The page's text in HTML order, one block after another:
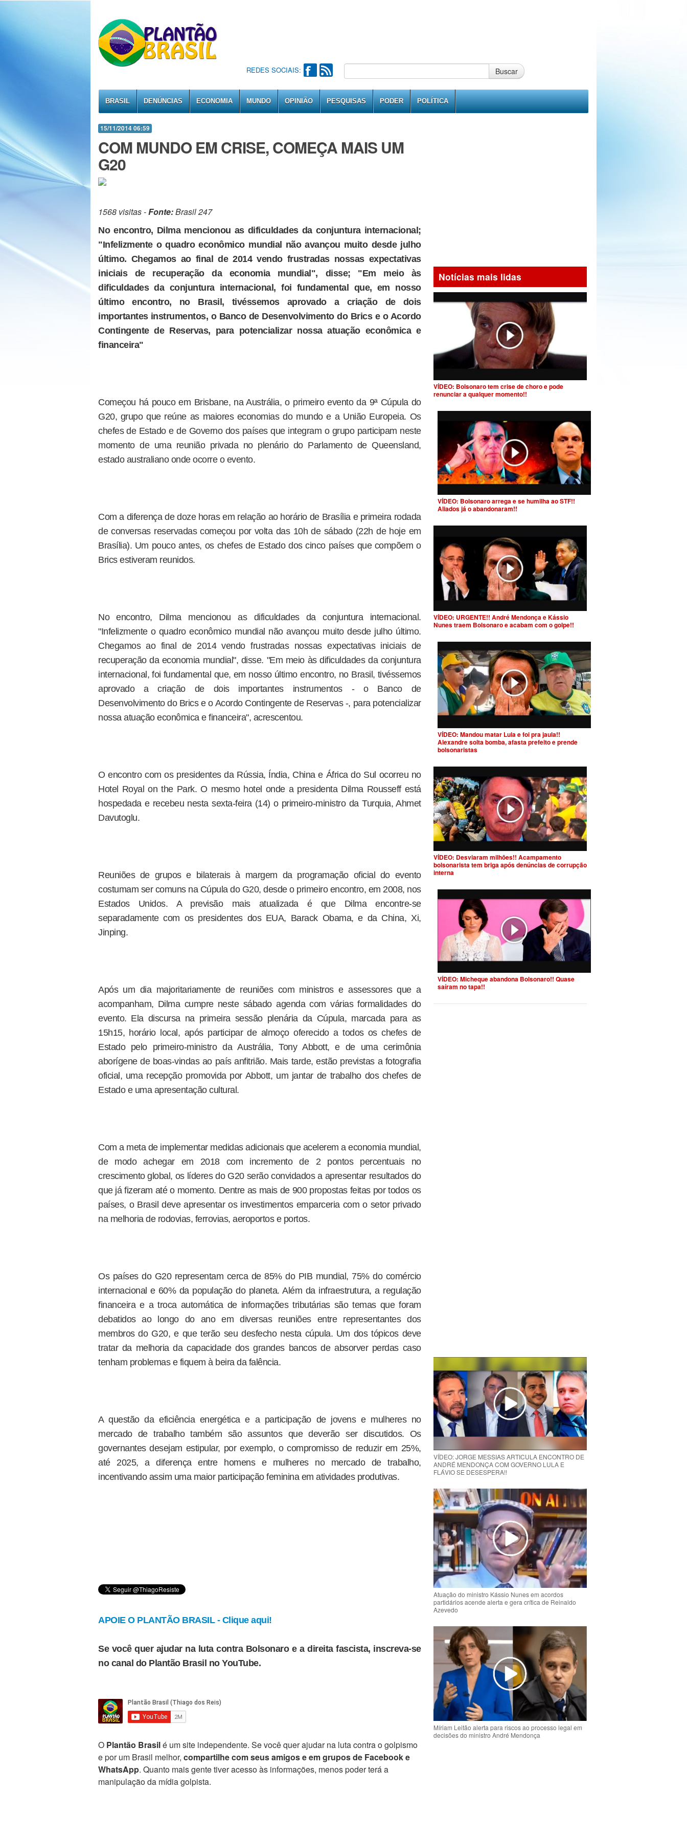
REDES SOCIAIS: Buscar
BRASIL DENÚNCIAS ECONOMIA MUNDO OPINIÃO PESQUISAS PODER POLÍTICA
15/11/2014 06:59
COM MUNDO EM CRISE, COMEÇA MAIS UM
G20
1568 visitas -Fonte:Brasil 247
No encontro, Dilma mencionou as dificuldades da conjuntura internacional;
"Infelizmente o quadro econômico mundial não avançou muito desde julho
último. Chegamos ao final de 2014 vendo frustradas nossas expectativas
iniciais de recuperação da economia mundial", disse; "Em meio às
dificuldades da conjuntura internacional, foi fundamental que, em nosso
último encontro, no Brasil, tivéssemos aprovado a criação de dois
importantes instrumentos, o Banco de Desenvolvimento do Brics e o Acordo
Contingente de Reservas, para potencializar nossa atuação econômica e
financeira"
Começou há pouco em Brisbane, na Austrália, o primeiro evento da 9ª Cúpula do
G20, grupo que reúne as maiores economias do mundo e a União Europeia. Os
chefes de Estado e de Governo dos países que integram o grupo participam neste
momento de uma reunião privada no plenário do Parlamento de Queensland,
estado australiano onde ocorre o evento.
Com a diferença de doze horas em relação ao horário de Brasília e primeira rodada
de conversas reservadas começou por volta das 10h de sábado (22h de hoje em
Brasília). Um pouco antes, os chefes de Estado dos cinco países que compõem o
Brics estiveram reunidos.
No encontro, Dilma mencionou as dificuldades da conjuntura internacional.
"Infelizmente o quadro econômico mundial não avançou muito desde julho último.
Chegamos ao final de 2014 vendo frustradas nossas expectativas iniciais de
recuperação da economia mundial", disse. "Em meio às dificuldades da conjuntura
internacional, foi fundamental que, em nosso último encontro, no Brasil, tivéssemos
aprovado a criação de dois importantes instrumentos - o Banco de
Desenvolvimento do Brics e o Acordo Contingente de Reservas -, para potencializar
nossa atuação econômica e financeira", acrescentou.
O encontro com os presidentes da Rússia, Índia, China e África do Sul ocorreu no
Hotel Royal on the Park. O mesmo hotel onde a presidenta Dilma Rousseff está
hospedada e recebeu nesta sexta-feira (14) o primeiro-ministro da Turquia, Ahmet
Davutoglu.
Reuniões de grupos e bilaterais à margem da programação oficial do evento
costumam ser comuns na Cúpula do G20, desde o primeiro encontro, em 2008, nos
Estados Unidos. A previsão mais atualizada é que Dilma encontre-se
separadamente com os presidentes dos EUA, Barack Obama, e da China, Xi,
Jinping.
Após um dia majoritariamente de reuniões com ministros e assessores que a
acompanham, Dilma cumpre neste sábado agenda com várias formalidades do
evento. Ela discursa na primeira sessão plenária da Cúpula, marcada para as
15h15, horário local, após participar de almoço oferecido a todos os chefes de
Estado pelo primeiro-ministro da Austrália, Tony Abbott, e de uma cerimônia
aborígene de boas-vindas ao país anfitrião. Mais tarde, estão previstas a fotografia
oficial, uma recepção promovida por Abbott, um jantar de trabalho dos chefes de
Estado e uma apresentação cultural.
Com a meta de implementar medidas adicionais que acelerem a economia mundial,
de modo achegar em 2018 com incremento de 2 pontos percentuais no
crescimento global, os líderes do G20 serão convidados a apresentar resultados do
que já fizeram até o momento. Dentre as mais de 900 propostas feitas por todos os
países, o Brasil deve apresentar os investimentos emparceria com o setor privado
na melhoria de rodovias, ferrovias, aeroportos e portos.
Os países do G20 representam cerca de 85% do PIB mundial, 75% do comércio
internacional e 60% da população do planeta. Além da infraestrutura, a regulação
financeira e a troca automática de informações tributárias são temas que foram
debatidos ao longo do ano em diversas reuniões entre representantes dos
membros do G20, e que terão seu desfecho nesta cúpula. Um dos tópicos deve
tratar da melhoria da capacidade dos grandes bancos de absorver perdas caso
tenham problemas e fiquem à beira da falência.
A questão da eficiência energética e a participação de jovens e mulheres no
mercado de trabalho também são assuntos que deverão ser discutidos. Os
governantes desejam estipular, por exemplo, o compromisso de reduzir em 25%,
até 2025, a diferença entre homens e mulheres no mercado de trabalho,
incentivando assim uma maior participação feminina em atividades produtivas.
APOIE O PLANTÃO BRASIL - Clique aqui!
Se você quer ajudar na luta contra Bolsonaro e a direita fascista, inscreva-se
no canal do Plantão Brasil no YouTube.
O Plantão Brasilé um site independente. Se você quer ajudar na luta contra o golpismo
e por um Brasil melhor, compartilhe com seus amigos e em grupos de Facebook e
WhatsApp. Quanto mais gente tiver acesso às informações, menos poder terá a
manipulação da mídia golpista.
Notícias mais lidas
VÍDEO: Bolsonaro tem crise de choro e pode
renunciar a qualquer momento!!
VÍDEO: Bolsonaro arrega e se humilha ao STF!!
Aliados já o abandonaram!!
VÍDEO: URGENTE!! André Mendonça e Kássio
Nunes traem Bolsonaro e acabam com o golpe!!
VÍDEO: Mandou matar Lula e foi pra jaula!!
Alexandre solta bomba, afasta prefeito e prende
bolsonaristas
VÍDEO: Desviaram milhões!! Acampamento
bolsonarista tem briga após denúncias de corrupção
interna
VÍDEO: Micheque abandona Bolsonaro!! Quase
saíram no tapa!!
VÍDEO: JORGE MESSIAS ARTICULA ENCONTRO DE
ANDRÉ MENDONÇA COM GOVERNO LULA E
FLÁVIO SE DESESPERA!!
Atuação do ministro Kássio Nunes em acordos
partidários acende alerta e gera crítica de Reinaldo
Azevedo
Míriam Leitão alerta para riscos ao processo legal em
decisões do ministro André Mendonça